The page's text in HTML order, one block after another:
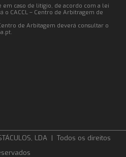
em caso de litígio, de acordo com a lei
o CACCL – Centro de Arbitragem de
de Arbitagem deverá consultar o
.
LDA | Todos os direitos